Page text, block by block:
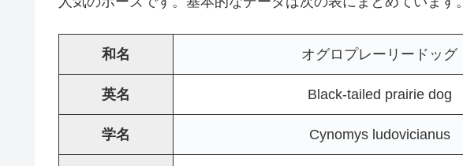
和名 オグロプレーリードッグ
英名 Black-tailed prairie dog
学名 Cynomys ludovicianus